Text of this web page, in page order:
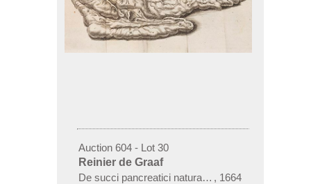
Auction 604 - Lot 30
Reinier de Graaf
De succi pancreatici natura et usu exercitatio
, 1664